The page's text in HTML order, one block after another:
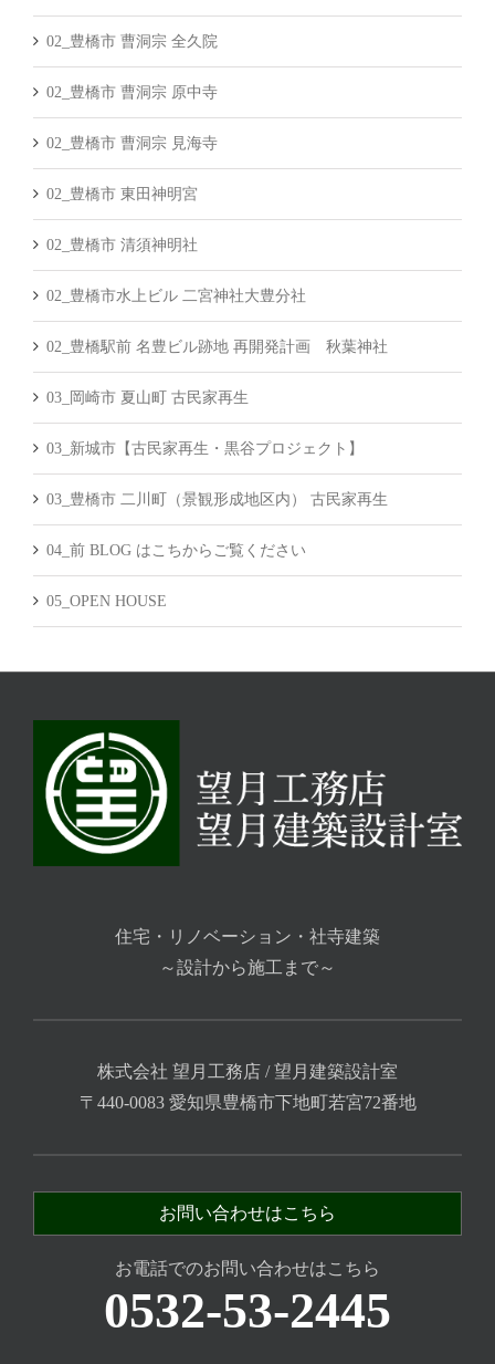
02_豊橋市 曹洞宗 全久院
02_豊橋市 曹洞宗 原中寺
02_豊橋市 曹洞宗 見海寺
02_豊橋市 東田神明宮
02_豊橋市 清須神明社
02_豊橋市水上ビル 二宮神社大豊分社
02_豊橋駅前 名豊ビル跡地 再開発計画 秋葉神社
03_岡崎市 夏山町 古民家再生
03_新城市【古民家再生・黒谷プロジェクト】
03_豊橋市 二川町（景観形成地区内） 古民家再生
04_前 BLOG はこちからご覧ください
05_OPEN HOUSE
住宅・リノベーション・社寺建築
～設計から施工まで～
株式会社 望月工務店 / 望月建築設計室
〒440-0083 愛知県豊橋市下地町若宮72番地
お問い合わせはこちら
お電話でのお問い合わせはこちら
0532-53-2445